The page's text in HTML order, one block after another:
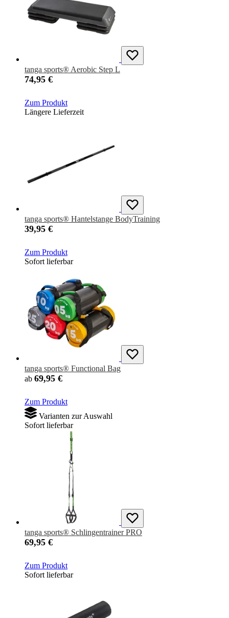
tanga sports® Aerobic Step L
74,95 €
Zum Produkt
Längere Lieferzeit
tanga sports® Hantelstange BodyTraining
39,95 €
Zum Produkt
Sofort lieferbar
tanga sports® Functional Bag
ab 69,95 €
Zum Produkt
Varianten zur Auswahl
Sofort lieferbar
tanga sports® Schlingentrainer PRO
69,95 €
Zum Produkt
Sofort lieferbar